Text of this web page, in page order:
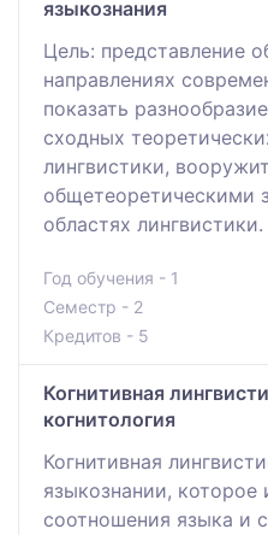
языкознания
Цель: представление
направлениях
показать
сходных
лингвистики,
общетеоретическими
областях лингвистики.
Год обучения - 1
Семестр - 2
Кредитов - 5
Когнитивная
когнитология
Когнитивная
языкознании,
соотношения языка и